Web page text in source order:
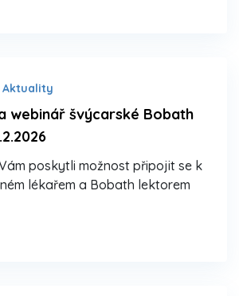
Aktuality
webinář švýcarské Bobath
poskytli možnost připojit se k
lékařem a Bobath lektorem